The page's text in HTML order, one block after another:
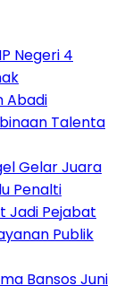
Negeri 4
Abadi
Talenta
Gelar Juara
Penalti
Jadi Pejabat
Publik
Bansos Juni